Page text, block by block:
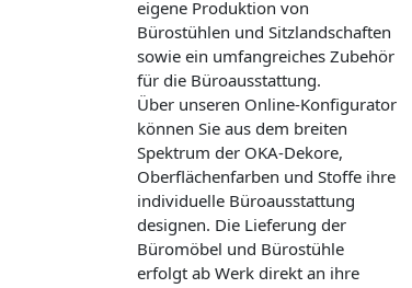
eigene Produktion von
Bürostühlen und Sitzlandschaften
sowie ein umfangreiches Zubehör
für die Büroausstattung.
Über unseren Online-Konfigurator
können Sie aus dem breiten
Spektrum der OKA-Dekore,
Oberflächenfarben und Stoffe ihre
individuelle Büroausstattung
designen. Die Lieferung der
Büromöbel und Bürostühle
erfolgt ab Werk direkt an ihre